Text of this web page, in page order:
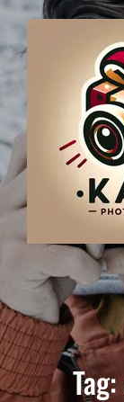
Tag: